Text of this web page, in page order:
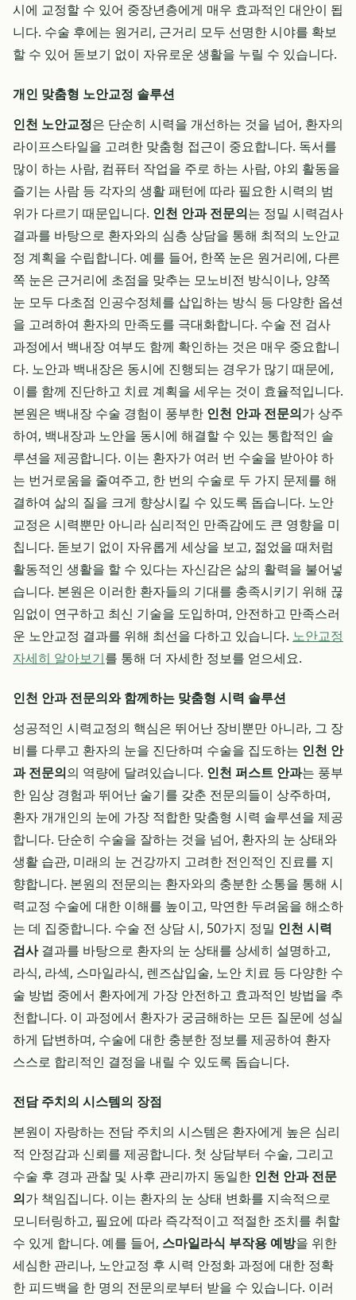
시에 교정할 수 있어 중장년층에게 매우 효과적인 대안이 됩
니다. 수술 후에는 원거리, 근거리 모두 선명한 시야를 확보
할 수 있어 돋보기 없이 자유로운 생활을 누릴 수 있습니다.
개인 맞춤형 노안교정 솔루션
인천 노안교정은 단순히 시력을 개선하는 것을 넘어, 환자의
라이프스타일을 고려한 맞춤형 접근이 중요합니다. 독서를
많이 하는 사람, 컴퓨터 작업을 주로 하는 사람, 야외 활동을
즐기는 사람 등 각자의 생활 패턴에 따라 필요한 시력의 범
위가 다르기 때문입니다. 인천 안과 전문의는 정밀 시력검사
결과를 바탕으로 환자와의 심층 상담을 통해 최적의 노안교
정 계획을 수립합니다. 예를 들어, 한쪽 눈은 원거리에, 다른
쪽 눈은 근거리에 초점을 맞추는 모노비전 방식이나, 양쪽
눈 모두 다초점 인공수정체를 삽입하는 방식 등 다양한 옵션
을 고려하여 환자의 만족도를 극대화합니다. 수술 전 검사
과정에서 백내장 여부도 함께 확인하는 것은 매우 중요합니
다. 노안과 백내장은 동시에 진행되는 경우가 많기 때문에,
이를 함께 진단하고 치료 계획을 세우는 것이 효율적입니다.
본원은 백내장 수술 경험이 풍부한 인천 안과 전문의가 상주
하여, 백내장과 노안을 동시에 해결할 수 있는 통합적인 솔
루션을 제공합니다. 이는 환자가 여러 번 수술을 받아야 하
는 번거로움을 줄여주고, 한 번의 수술로 두 가지 문제를 해
결하여 삶의 질을 크게 향상시킬 수 있도록 돕습니다. 노안
교정은 시력뿐만 아니라 심리적인 만족감에도 큰 영향을 미
칩니다. 돋보기 없이 자유롭게 세상을 보고, 젊었을 때처럼
활동적인 생활을 할 수 있다는 자신감은 삶의 활력을 불어넣
습니다. 본원은 이러한 환자들의 기대를 충족시키기 위해 끊
임없이 연구하고 최신 기술을 도입하며, 안전하고 만족스러
운 노안교정 결과를 위해 최선을 다하고 있습니다. 노안교정
자세히 알아보기를 통해 더 자세한 정보를 얻으세요.
인천 안과 전문의와 함께하는 맞춤형 시력 솔루션
성공적인 시력교정의 핵심은 뛰어난 장비뿐만 아니라, 그 장
비를 다루고 환자의 눈을 진단하며 수술을 집도하는 인천 안
과 전문의의 역량에 달려있습니다. 인천 퍼스트 안과는 풍부
한 임상 경험과 뛰어난 술기를 갖춘 전문의들이 상주하며,
환자 개개인의 눈에 가장 적합한 맞춤형 시력 솔루션을 제공
합니다. 단순히 수술을 잘하는 것을 넘어, 환자의 눈 상태와
생활 습관, 미래의 눈 건강까지 고려한 전인적인 진료를 지
향합니다. 본원의 전문의는 환자와의 충분한 소통을 통해 시
력교정 수술에 대한 이해를 높이고, 막연한 두려움을 해소하
는 데 집중합니다. 수술 전 상담 시, 50가지 정밀 인천 시력
검사결과를 바탕으로 환자의 눈 상태를 상세히 설명하고,
라식, 라섹, 스마일라식, 렌즈삽입술, 노안 치료 등 다양한 수
술 방법 중에서 환자에게 가장 안전하고 효과적인 방법을 추
천합니다. 이 과정에서 환자가 궁금해하는 모든 질문에 성실
하게 답변하며, 수술에 대한 충분한 정보를 제공하여 환자
스스로 합리적인 결정을 내릴 수 있도록 돕습니다.
전담 주치의 시스템의 장점
본원이 자랑하는 전담 주치의 시스템은 환자에게 높은 심리
적 안정감과 신뢰를 제공합니다. 첫 상담부터 수술, 그리고
수술 후 경과 관찰 및 사후 관리까지 동일한 인천 안과 전문
의가 책임집니다. 이는 환자의 눈 상태 변화를 지속적으로
모니터링하고, 필요에 따라 즉각적이고 적절한 조치를 취할
수 있게 합니다. 예를 들어, 스마일라식 부작용 예방을 위한
세심한 관리나, 노안교정 후 시력 안정화 과정에 대한 정확
한 피드백을 한 명의 전문의로부터 받을 수 있습니다. 이러